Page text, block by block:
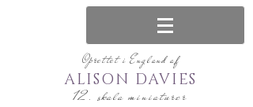
Oprettet i England af
12. skala miniaturer
ALISON DAVIES